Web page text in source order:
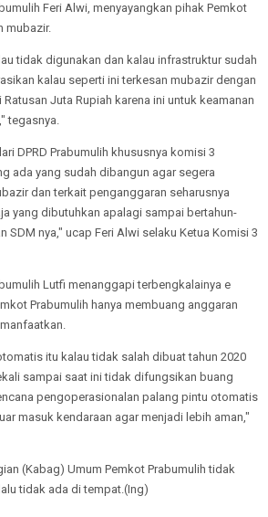
Feri Alwi, menyayangkan pihak Pemkot
mubazir.
tidak digunakan dan kalau infrastruktur sudah
kalau seperti ini terkesan mubazir dengan
Juta Rupiah karena ini untuk keamanan
tegasnya.
DPRD Prabumulih khususnya komisi 3
ada yang sudah dibangun agar segera
dan terkait penganggaran seharusnya
yang dibutuhkan apalagi sampai bertahun-
SDM nya," ucap Feri Alwi selaku Ketua Komisi 3
Lutfi menanggapi terbengkalainya e
Prabumulih hanya membuang anggaran
itu kalau tidak salah dibuat tahun 2020
sampai saat ini tidak difungsikan buang
pengoperasionalan palang pintu otomatis
masuk kendaraan agar menjadi lebih aman,"
(Kabag) Umum Pemkot Prabumulih tidak
tidak ada di tempat.(Ing)